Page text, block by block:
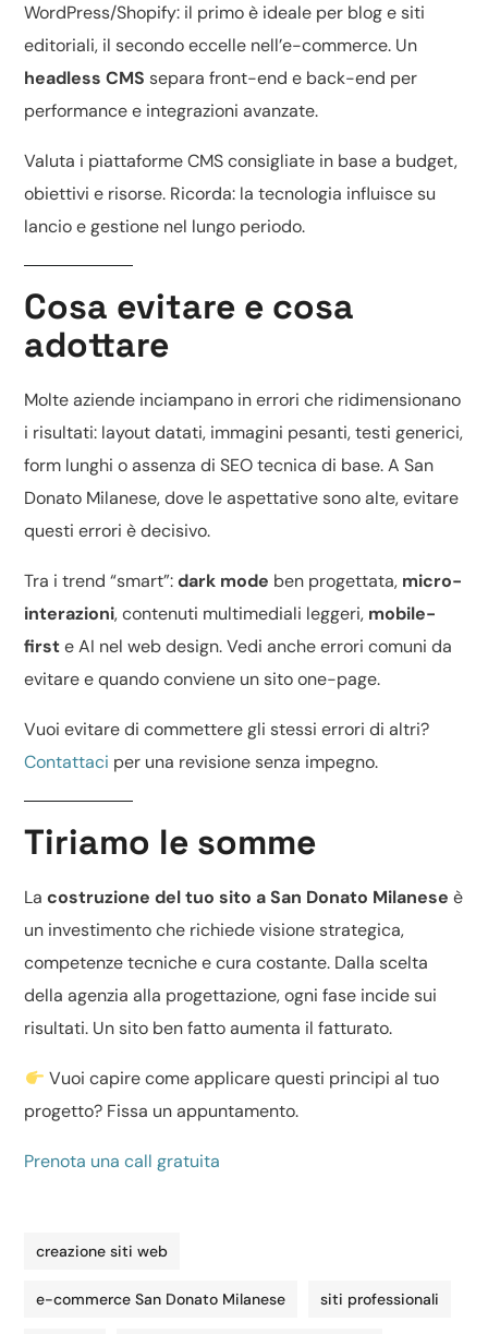
WordPress/Shopify: il primo è ideale per blog e siti
editoriali, il secondo eccelle nell’e-commerce. Un
headless CMS separa front-end e back-end per
performance e integrazioni avanzate.
Valuta i piattaforme CMS consigliate in base a budget,
obiettivi e risorse. Ricorda: la tecnologia influisce su
lancio e gestione nel lungo periodo.
Cosa evitare e cosa
adottare
Molte aziende inciampano in errori che ridimensionano
i risultati: layout datati, immagini pesanti, testi generici,
form lunghi o assenza diSEO tecnica di base. A San
Donato Milanese, dove le aspettative sono alte, evitare
questi errori è decisivo.
Tra i trend “smart”:dark mode ben progettata, micro-
interazioni, contenuti multimediali leggeri, mobile-
firsteAI nel web design. Vedi ancheerrori comuni da
evitaree quando conviene unsito one-page.
Vuoi evitare di commettere gli stessi errori di altri?
Contattaci per una revisione senza impegno.
Tiriamo le somme
Lacostruzione del tuo sito a San Donato Milanese è
un investimento che richiede visione strategica,
competenze tecniche e cura costante. Dalla scelta
della agenzia alla progettazione, ogni fase incide sui
risultati. Un sito ben fatto aumenta il fatturato.
Vuoi capire come applicare questi principi al tuo
progetto? Fissa un appuntamento.
Prenota una call gratuita
creazione siti web
e-commerce San Donato Milanese siti professionali